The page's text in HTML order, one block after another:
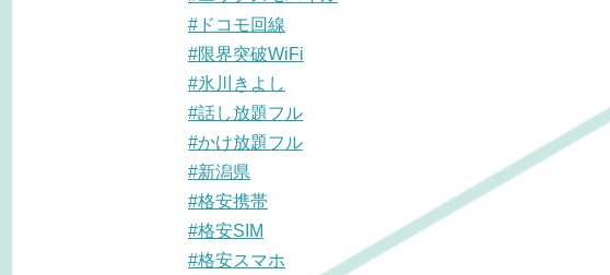
#ドコモ回線
#限界突破WiFi
#氷川きよし
#話し放題フル
#かけ放題フル
#新潟県
#格安携帯
#格安SIM
#格安スマホ